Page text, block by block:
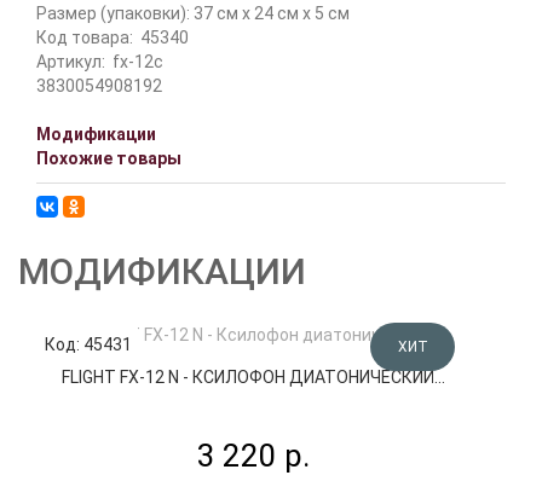
Размер (упаковки): 37 см x 24 см x 5 см
Код товара: 45340
Артикул: fx-12c
3830054908192
Модификации
Похожие товары
МОДИФИКАЦИИ
Код: 45431 ХИТ
FLIGHT FX-12 N - КСИЛОФОН ДИАТОНИЧЕСКИЙ...
3 220 р.